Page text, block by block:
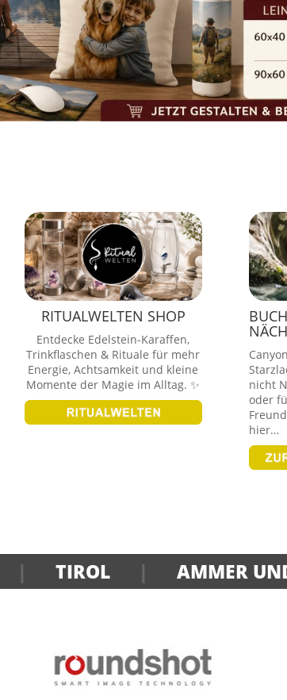
RITUALWELTEN SHOP
Entdecke Edelstein-Karaffen,
Trinkflaschen & Rituale für mehr
Energie, Achtsamkeit und kleine
Momente der Magie im Alltag. ✨
nicht
oder
hier…
| TIROL| AMMER